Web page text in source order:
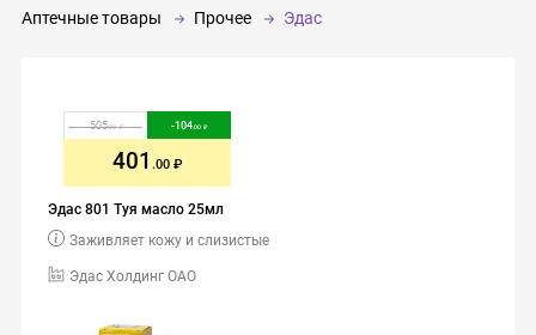
Аптечные товары Прочее Эдас
Эдас 801 Туя масло 25мл
Эдас Холдинг ОАО
Заживляет кожу и слизистые
505.00 -104.00
401 .00